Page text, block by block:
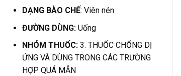
DẠNG BÀO CHẾ: Viên nén
ĐƯỜNG DÙNG: Uống
NHÓM THUỐC: 3. THUỐC CHỐNG DỊ
ỨNG VÀ DÙNG TRONG CÁC TRƯỜNG
HỢP QUÁ MẪN